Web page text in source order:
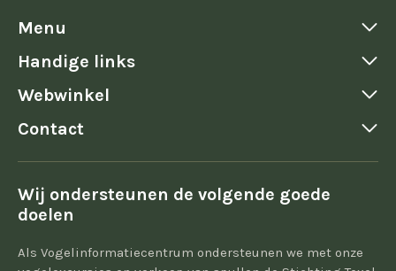
Menu
Handige links
Webwinkel
Contact
Wij ondersteunen de volgende goede
doelen
Als Vogelinformatiecentrum ondersteunen we met onze